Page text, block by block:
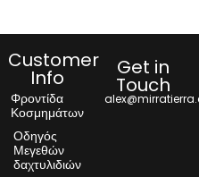
Customer
Info
Φροντίδα
Κοσμημάτων
Οδηγός
Μεγεθών
δαχτυλιδιών
Get in
Touch